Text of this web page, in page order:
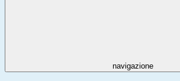
navigazione